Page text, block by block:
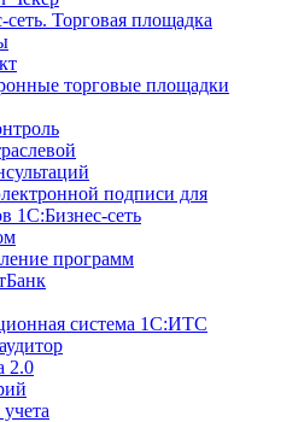
сеть. Торговая площадка
торговые площадки
подписи для
1С:Бизнес-сеть
программ
система 1С:ИТС
2.0